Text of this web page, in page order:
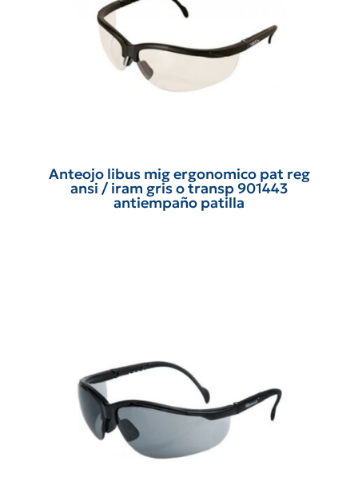
Anteojo libus mig ergonomico pat reg
ansi / iram gris o transp 901443
antiempaño patilla